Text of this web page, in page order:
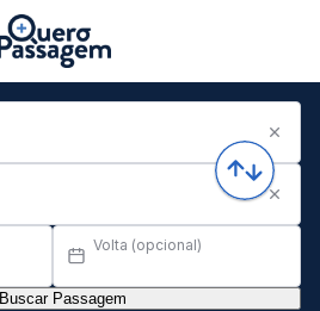
Volta (opcional)
Buscar Passagem